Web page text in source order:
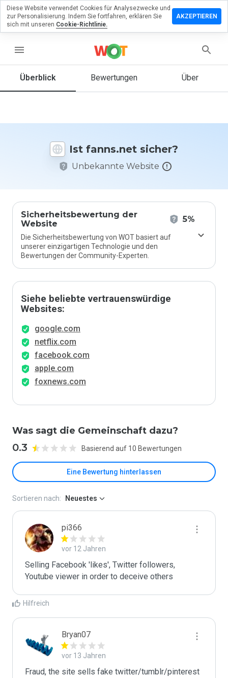
menu
Überblick Bewertungen Über
Ist fanns.net sicher?
Unbekannte Website
Sicherheitsbewertung der
Website
5%
Die Sicherheitsbewertung von WOT basiert auf
unserer einzigartigen Technologie und den
Bewertungen der Community-Experten.
Siehe beliebte vertrauenswürdige
Websites:
google.com
netflix.com
facebook.com
apple.com
foxnews.com
Was sagt die Gemeinschaft dazu?
0.3 Basierend auf 10 Bewertungen
Eine Bewertung hinterlassen
eine
Sie diese
Sortieren nach: Neuestes
pi366
vor 12 Jahren
Selling Facebook 'likes', Twitter followers,
Youtube viewer in order to deceive others
Hilfreich
Bryan07
vor 13 Jahren
Fraud, the site sells fake twitter/tumblr/pinterest
Diese Website verwendet Cookies für Analysezwecke und
zur Personalisierung. Indem Sie fortfahren, erklären Sie
sich mit unseren Cookie-Richtlinie.
AKZEPTIEREN